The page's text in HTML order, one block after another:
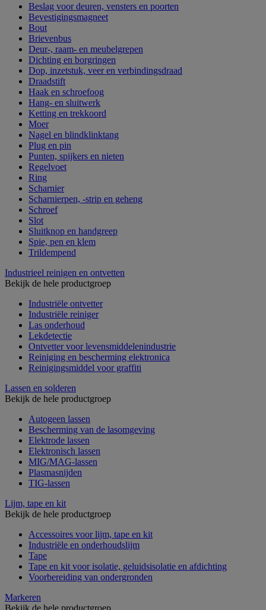
Beslag voor deuren, vensters en poorten
Bevestigingsmagneet
Bout
Brievenbus
Deur-, raam- en meubelgrepen
Dichting en borgringen
Dop, inzetstuk, veer en verbindingsdraad
Draadstift
Haak en schroefoog
Hang- en sluitwerk
Ketting en trekkoord
Moer
Nagel en blindklinktang
Plug en pin
Punten, spijkers en nieten
Regelvoet
Ring
Scharnier
Scharnierpen, -strip en geheng
Schroef
Slot
Sluitknop en handgreep
Spie, pen en klem
Trildempend
Industrieel reinigen en ontvetten
Bekijk de hele productgroep
Industriële ontvetter
Industriële reiniger
Las onderhoud
Lekdetectie
Ontvetter voor levensmiddelenindustrie
Reiniging en bescherming elektronica
Reinigingsmiddel voor graffiti
Lassen en solderen
Bekijk de hele productgroep
Autogeen lassen
Bescherming van de lasomgeving
Elektrode lassen
Elektronisch lassen
MIG/MAG-lassen
Plasmasnijden
TIG-lassen
Lijm, tape en kit
Bekijk de hele productgroep
Accessoires voor lijm, tape en kit
Industriële en onderhoudslijm
Tape
Tape en kit voor isolatie, geluidsisolatie en afdichting
Voorbereiding van ondergronden
Markeren
Bekijk de hele productgroep